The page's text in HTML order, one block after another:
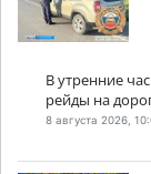
В утренние
рейды на
8 августа 2026,